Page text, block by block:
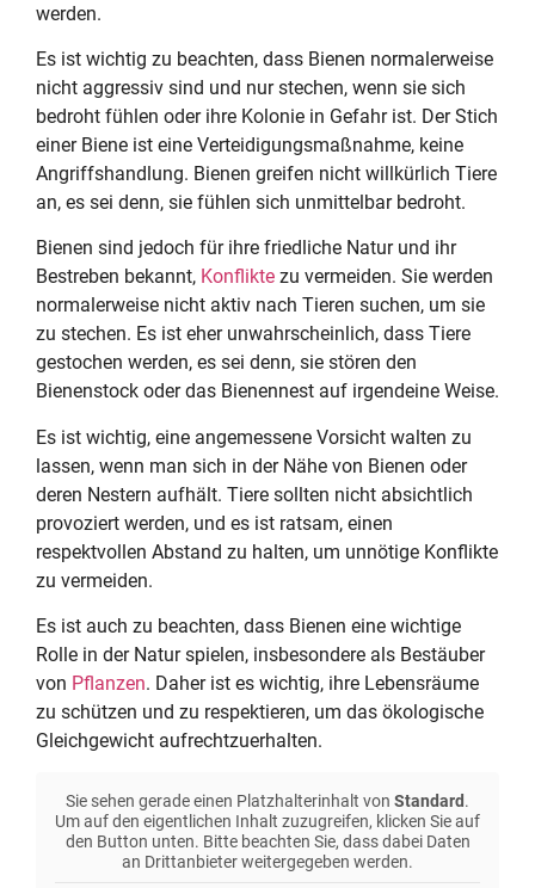
werden.
Es ist wichtig zu beachten, dass Bienen normalerweise
nicht aggressiv sind und nur stechen, wenn sie sich
bedroht fühlen oder ihre Kolonie in Gefahr ist. Der Stich
einer Biene ist eine Verteidigungsmaßnahme, keine
Angriffshandlung. Bienen greifen nicht willkürlich Tiere
an, es sei denn, sie fühlen sich unmittelbar bedroht.
Bienen sind jedoch für ihre friedliche Natur und ihr
Bestreben bekannt, Konflikte zu vermeiden. Sie werden
normalerweise nicht aktiv nach Tieren suchen, um sie
zu stechen. Es ist eher unwahrscheinlich, dass Tiere
gestochen werden, es sei denn, sie stören den
Bienenstock oder das Bienennest auf irgendeine Weise.
Es ist wichtig, eine angemessene Vorsicht walten zu
lassen, wenn man sich in der Nähe von Bienen oder
deren Nestern aufhält. Tiere sollten nicht absichtlich
provoziert werden, und es ist ratsam, einen
respektvollen Abstand zu halten, um unnötige Konflikte
zu vermeiden.
Es ist auch zu beachten, dass Bienen eine wichtige
Rolle in der Natur spielen, insbesondere als Bestäuber
von Pflanzen. Daher ist es wichtig, ihre Lebensräume
zu schützen und zu respektieren, um das ökologische
Gleichgewicht aufrechtzuerhalten.
Sie sehen gerade einen Platzhalterinhalt von Standard.
Um auf den eigentlichen Inhalt zuzugreifen, klicken Sie auf
den Button unten. Bitte beachten Sie, dass dabei Daten
an Drittanbieter weitergegeben werden.